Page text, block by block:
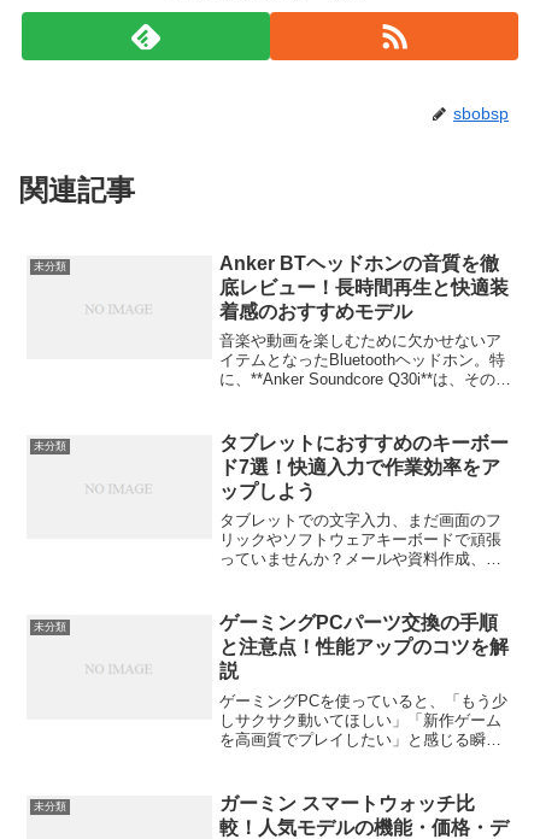
sbobsp
関連記事
未分類
Anker BTヘッドホンの音質を徹
底レビュー！長時間再生と快適装
着感のおすすめモデル
音楽や動画を楽しむために欠かせないア
イテムとなったBluetoothヘッドホン。特
に、**Anker Soundcore Q30i**は、そのコ
Bluetooth...
未分類
タブレットにおすすめのキーボー
ド7選！快適入力で作業効率をア
ップしよう
タブレットでの文字入力、まだ画面のフ
リックやソフトウェアキーボードで頑張
っていませんか？メールや資料作成、ブ
ます。今回は、そんなタブレットユーザ
ーに向けて、使いやすく人...
未分類
ゲーミングPCパーツ交換の手順
と注意点！性能アップのコツを解
説
ゲーミングPCを使っていると、「もう少
しサクサク動いてほしい」「新作ゲーム
を高画質でプレイしたい」と感じる瞬間
どう交換すればいいのか、どんな注意点
があるのか。最初の一歩...
未分類
ガーミン スマートウォッチ比
較！人気モデルの機能・価格・デ